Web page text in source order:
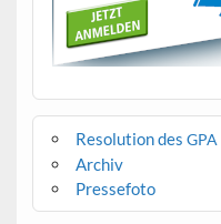
Resolution des GPA
Archiv
Pressefoto